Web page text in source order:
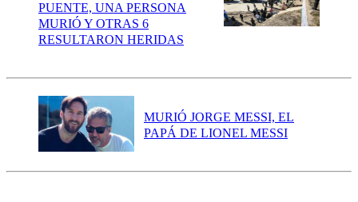
PUENTE, UNA PERSONA
MURIÓ Y OTRAS 6
RESULTARON HERIDAS
MURIÓ JORGE MESSI, EL
PAPÁ DE LIONEL MESSI